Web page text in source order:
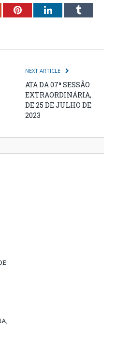
PinterestLinkedInTumblr
NEXT ARTICLE
ATA DA 07ª SESSÃO
EXTRAORDINÁRIA,
DE 25 DE JULHO DE
2023